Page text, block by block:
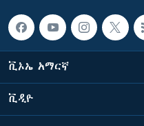
ቪኦኤ አማርኛ
ቪዲዮ